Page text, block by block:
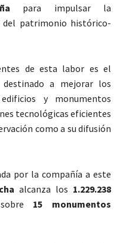
para impulsar la
del patrimonio histórico-
de esta labor es el
a mejorar los
y monumentos
tecnológicas eficientes
como a su difusión
por la compañía a este
alcanza los 1.229.238
15 monumentos